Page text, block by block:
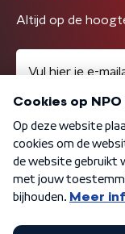
Altijd op de
Algemene